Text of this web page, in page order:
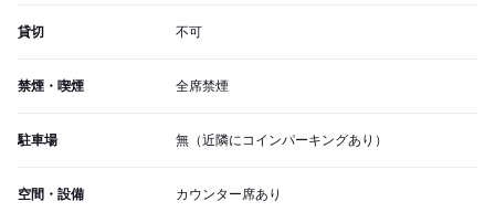
貸切 不可
禁煙・喫煙 全席禁煙
駐車場 無（近隣にコインパーキングあり）
空間・設備 カウンター席あり